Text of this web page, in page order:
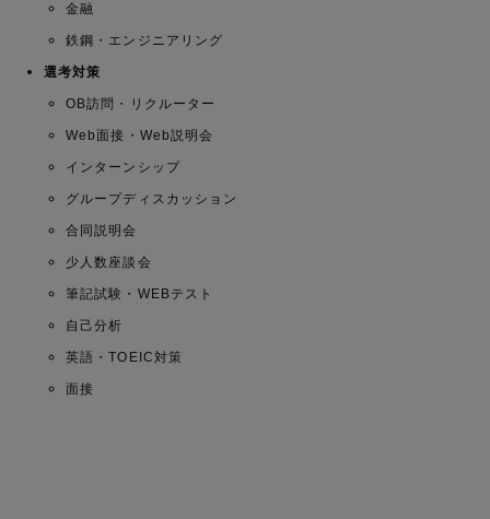
金融
鉄鋼・エンジニアリング
選考対策
OB訪問・リクルーター
Web面接・Web説明会
インターンシップ
グループディスカッション
合同説明会
少人数座談会
筆記試験・WEBテスト
自己分析
英語・TOEIC対策
面接